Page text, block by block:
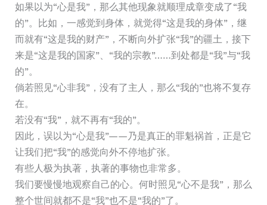
如果以为“心是我”，那么其他现象就顺理成章变成了“我
的”。比如，一感觉到身体，就觉得“这是我的身体”，继
而就有“这是我的财产”，不断向外扩张“我”的疆土，接下
来是“这是我的国家”、“我的宗教”……到处都是“我”与“我
的”。
倘若照见“心非我”，没有了主人，那么“我的”也将不复存
在。
若没有“我”，就不再有“我的”。
因此，误以为“心是我”——乃是真正的罪魁祸首，正是它
让我们把“我”的感觉向外不停地扩张。
有些人极为执著，执著的事物也非常多。
我们要慢慢地观察自己的心。何时照见“心不是我”，那么
整个世间就都不是“我”也不是“我的”了。